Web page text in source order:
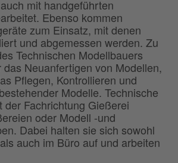
mit handgeführten
Ebenso kommen
zum Einsatz, mit denen
und abgemessen werden. Zu
Technischen Modellbauers
Neuanfertigen von Modellen,
Pflegen, Kontrollieren und
Modelle. Technische
der Fachrichtung Gießerei
oder Modell -und
Dabei halten sie sich sowohl
auch im Büro auf und arbeiten